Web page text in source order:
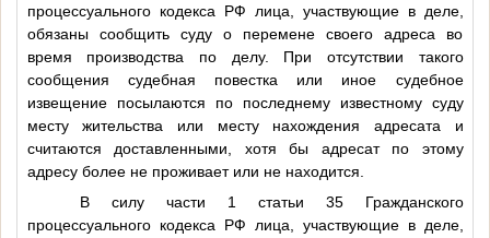
процессуального кодекса РФ лица, участвующие в деле,
обязаны сообщить суду о перемене своего адреса во
время производства по делу. При отсутствии такого
сообщения судебная повестка или иное судебное
извещение посылаются по последнему известному суду
месту жительства или месту нахождения адресата и
считаются доставленными, хотя бы адресат по этому
адресу более не проживает или не находится.
В силу части 1 статьи 35 Гражданского
процессуального кодекса РФ лица, участвующие в деле,